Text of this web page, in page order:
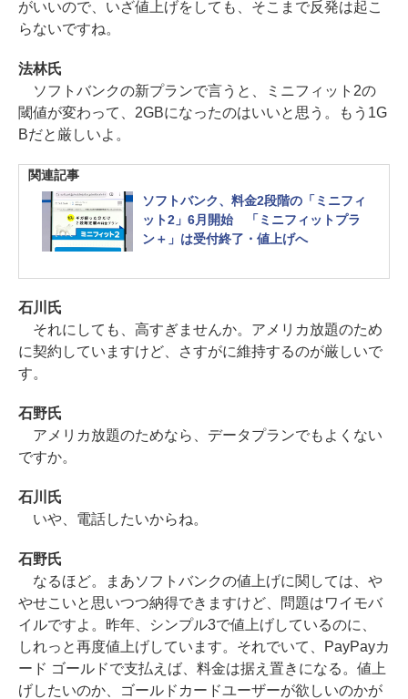
がいいので、いざ値上げをしても、そこまで反発は起こ
らないですね。
法林氏
ソフトバンクの新プランで言うと、ミニフィット2の
閾値が変わって、2GBになったのはいいと思う。もう1G
Bだと厳しいよ。
関連記事
ソフトバンク、料金2段階の「ミニフィ
ット2」6月開始 「ミニフィットプラ
ン＋」は受付終了・値上げへ
石川氏
それにしても、高すぎませんか。アメリカ放題のため
に契約していますけど、さすがに維持するのが厳しいで
す。
石野氏
アメリカ放題のためなら、データプランでもよくない
ですか。
石川氏
いや、電話したいからね。
石野氏
なるほど。まあソフトバンクの値上げに関しては、や
やせこいと思いつつ納得できますけど、問題はワイモバ
イルですよ。昨年、シンプル3で値上げしているのに、
しれっと再度値上げしています。それでいて、PayPayカ
ード ゴールドで支払えば、料金は据え置きになる。値上
げしたいのか、ゴールドカードユーザーが欲しいのかが